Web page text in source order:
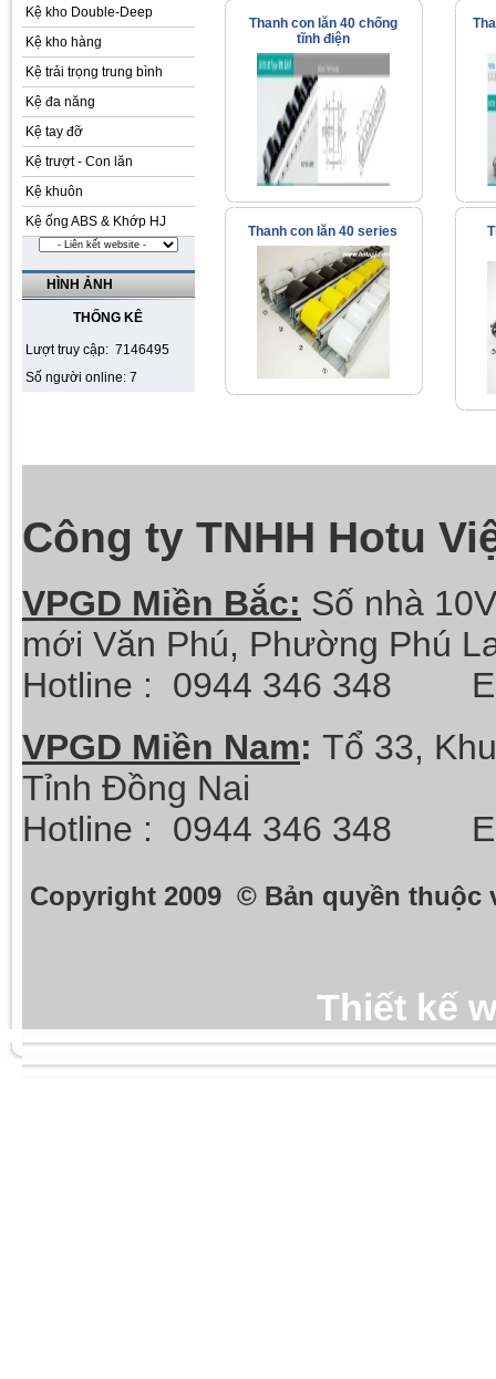
Kệ kho Double-Deep
Kệ kho hàng
Kệ trải trọng trung bình
Kệ đa năng
Kệ tay đỡ
Kệ trượt - Con lăn
Kệ khuôn
Kệ ống ABS & Khớp HJ
HÌNH ẢNH
THỐNG KÊ
Lượt truy cập: 7146495
Số người online: 7
Thanh con lăn 40 chống
tĩnh điện
Thanh con lăn 40 series
Công ty TNHH Hotu
VPGD Miền Bắc: Số nhà
mới Văn Phú, Phường Phú
Hotline : 0944 346 348
VPGD Miền Nam: Tổ 33,
Tỉnh Đồng Nai
Hotline : 0944 346 348
Copyright 2009 © Bản quyền thuộc
Thiết kế